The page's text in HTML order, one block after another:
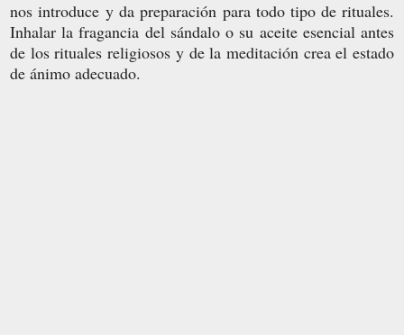
nos introduce y da preparación para todo tipo de rituales.
Inhalar la fragancia del sándalo o su aceite esencial antes
de los rituales religiosos y de la meditación crea el estado
de ánimo adecuado.